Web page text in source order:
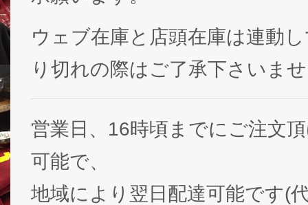
ウェブ在庫と店頭在庫は連動
り切れの際はご了承下さいま
営業日、16時頃までにご注文
可能で、
地域により翌日配達可能です(